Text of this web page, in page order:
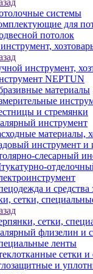
системы
для
потолок
инструмент,
NEPTUN
материалы
и стремянки
инструмент
материалы,
инструмент и
слесарный
и
сетки,
сетки,
флизелин и
ленты
сетки и
и